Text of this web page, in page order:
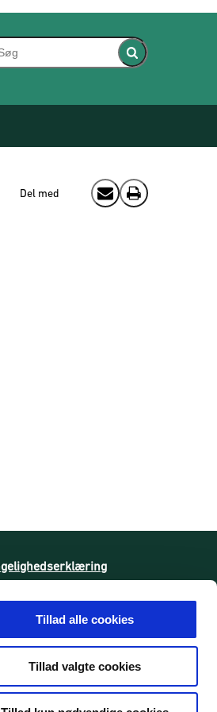
Tillad alle cookies
Tillad valgte cookies
- Indsæt søgeord for at søge på
Fold søgefelt ind
Del med Send email
Print
Se os på LinkedIn